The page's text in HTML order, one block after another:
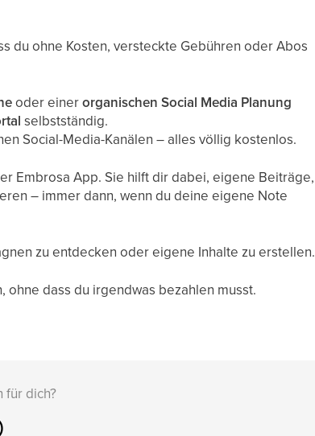
du ohne Kosten, versteckte Gebühren oder Abos
oder einerorganischen Social Media Planung
selbstständig.
Social-Media-Kanälen – alles völlig kostenlos.
Embrosa App. Sie hilft dir dabei, eigene Beiträge,
– immer dann, wenn du deine eigene Note
zu entdecken oder eigene Inhalte zu erstellen.
ohne dass du irgendwas bezahlen musst.
für dich?